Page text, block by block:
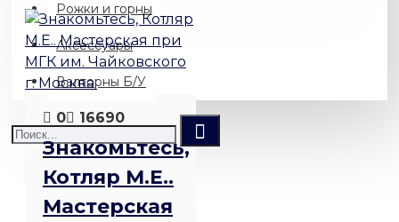
Рожки и горны
Аксессуары
Валторны Б/У
0 16690
Знакомьтесь,
Котляр М.Е..
Мастерская